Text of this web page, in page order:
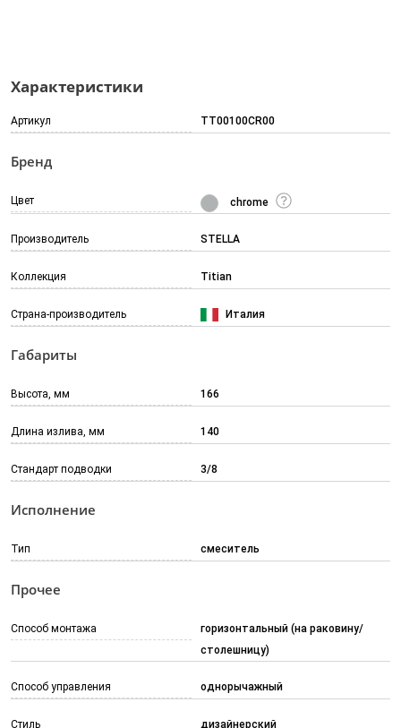
Характеристики
Артикул TT00100CR00
Бренд
Цвет chrome
Производитель STELLA
Коллекция Titian
Страна-производитель Италия
Габариты
Высота, мм 166
Длина излива, мм 140
Стандарт подводки 3/8
Исполнение
Тип смеситель
Прочее
Способ монтажа
горизонтальный (на раковину/
столешницу)
Способ управления однорычажный
Стиль дизайнерский